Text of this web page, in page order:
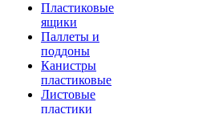
Пластиковые
ящики
Паллеты и
поддоны
Канистры
пластиковые
Листовые
пластики